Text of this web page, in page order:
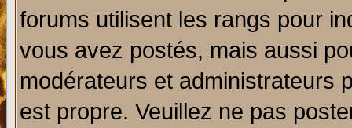
forums utilisent les rangs pour
vous avez postés, mais aussi
modérateurs et administrateurs
est propre. Veuillez ne pas